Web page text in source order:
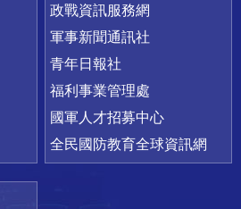
政戰資訊服務網
軍事新聞通訊社
青年日報社
福利事業管理處
國軍人才招募中心
全民國防教育全球資訊網